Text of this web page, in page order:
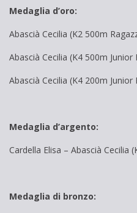
Medaglia d’oro:
Abascià Cecilia (K2 500m
Abascià Cecilia (K4 500m
Abascià Cecilia (K4 200m
Medaglia d’argento:
Cardella Elisa – Abascià Cecilia
Medaglia di bronzo: